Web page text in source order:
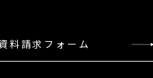
料請求フォーム